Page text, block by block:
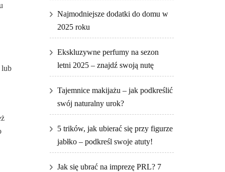
lub
Najmodniejsze dodatki do domu w
2025 roku
Ekskluzywne perfumy na sezon
letni 2025 – znajdź swoją nutę
Tajemnice makijażu – jak podkreślić
swój naturalny urok?
5 trików, jak ubierać się przy figurze
jabłko – podkreśl swoje atuty!
Jak się ubrać na imprezę PRL? 7